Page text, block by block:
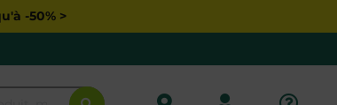
-50% >